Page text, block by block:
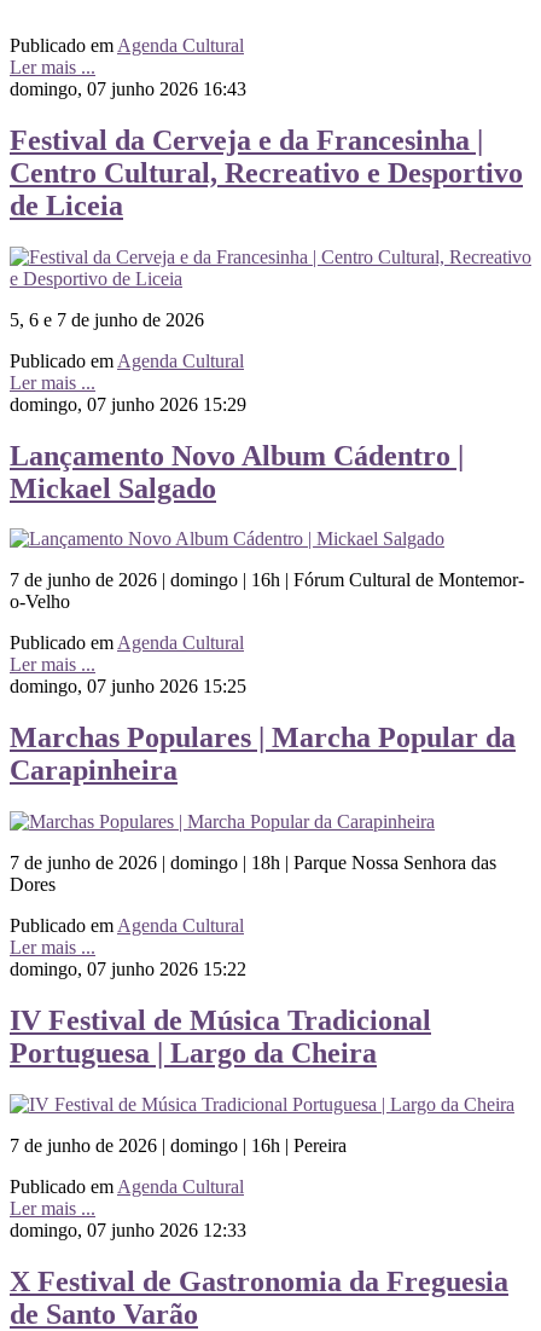
Publicado em Agenda Cultural
Ler mais ...
domingo, 07 junho 2026 16:43
Festival da Cerveja e da Francesinha |
Centro Cultural, Recreativo e Desportivo
de Liceia
5, 6 e 7 de junho de 2026
Publicado em Agenda Cultural
Ler mais ...
domingo, 07 junho 2026 15:29
Lançamento Novo Album Cádentro |
Mickael Salgado
7 de junho de 2026 | domingo | 16h | Fórum Cultural de Montemor-
o-Velho
Publicado emAgenda Cultural
Ler mais ...
domingo, 07 junho 2026 15:25
Marchas Populares | Marcha Popular da
Carapinheira
7 de junho de 2026 | domingo | 18h | Parque Nossa Senhora das
Dores
Publicado em Agenda Cultural
Ler mais ...
domingo, 07 junho 2026 15:22
IV Festival de Música Tradicional
Portuguesa | Largo da Cheira
7 de junho de 2026 | domingo | 16h | Pereira
Publicado em Agenda Cultural
Ler mais ...
domingo, 07 junho 2026 12:33
X Festival de Gastronomia da Freguesia
de Santo Varão